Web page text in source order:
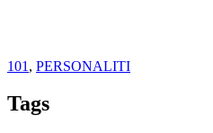
101 , PERSONALITI
Tags